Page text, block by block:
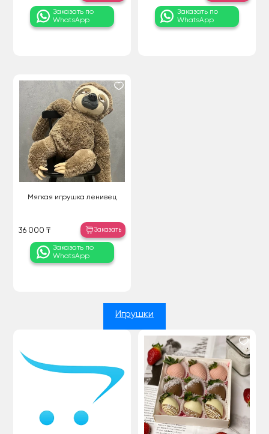
Заказать по
WhatsApp
Заказать по
WhatsApp
Мягкая игрушка ленивец
36 000 ₸ Заказать
Заказать по
WhatsApp
Игрушки